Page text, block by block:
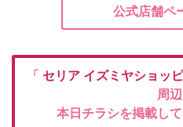
公式店舗ペ
「 セリア イズミヤショッ
周
本日チラシを掲載し